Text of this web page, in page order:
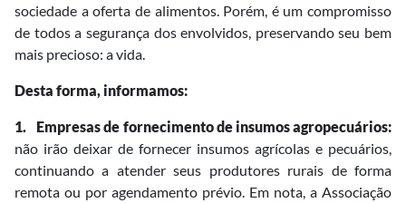
sociedade a oferta de alimentos. Porém, é um compromisso
de todos a segurança dos envolvidos, preservando seu bem
mais precioso: a vida.
Desta forma, informamos:
1.
Empresas de fornecimento de insumos agropecuários:
não irão deixar de fornecer insumos agrícolas e pecuários,
continuando a atender seus produtores rurais de forma
remota ou por agendamento prévio. Em nota, a Associação